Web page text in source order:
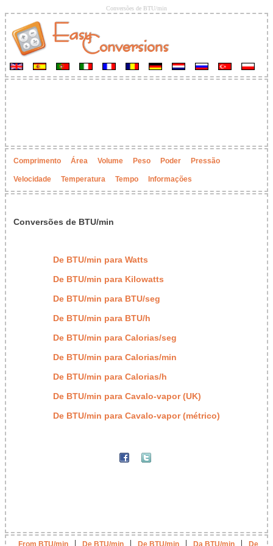
Conversões de BTU/min
Comprimento Área Volume Peso Poder Pressão
Velocidade Temperatura Tempo Informações
Conversões de BTU/min
De BTU/min para Watts
De BTU/min para Kilowatts
De BTU/min para BTU/seg
De BTU/min para BTU/h
De BTU/min para Calorias/seg
De BTU/min para Calorias/min
De BTU/min para Calorias/h
De BTU/min para Cavalo-vapor (UK)
De BTU/min para Cavalo-vapor (métrico)
| | | |